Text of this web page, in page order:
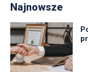
Najnowsze